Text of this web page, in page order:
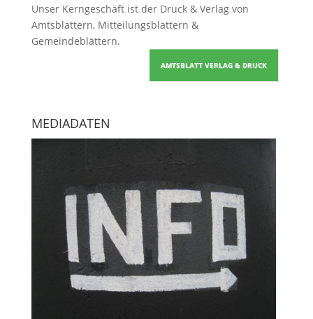
Unser Kerngeschäft ist der Druck & Verlag von
Amtsblättern, Mitteilungsblättern &
Gemeindeblättern.
AMTSBLATT VERLAG & DRUCK
MEDIADATEN